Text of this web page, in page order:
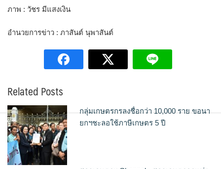
ภาพ : วัชร มีแสงเงิน
อำนวยการข่าว : ภาสันต์ นุพาสันต์
Related Posts
กลุ่มเกษตรกรลงชื่อกว่า 10,000 ราย ขอนา
ยกฯชะลอใช้ภาษีเกษตร 5 ปี